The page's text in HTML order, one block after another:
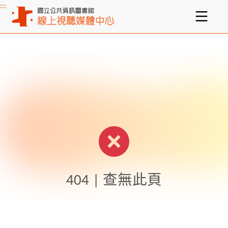
主要內容區塊
:::
404 | 查無此頁